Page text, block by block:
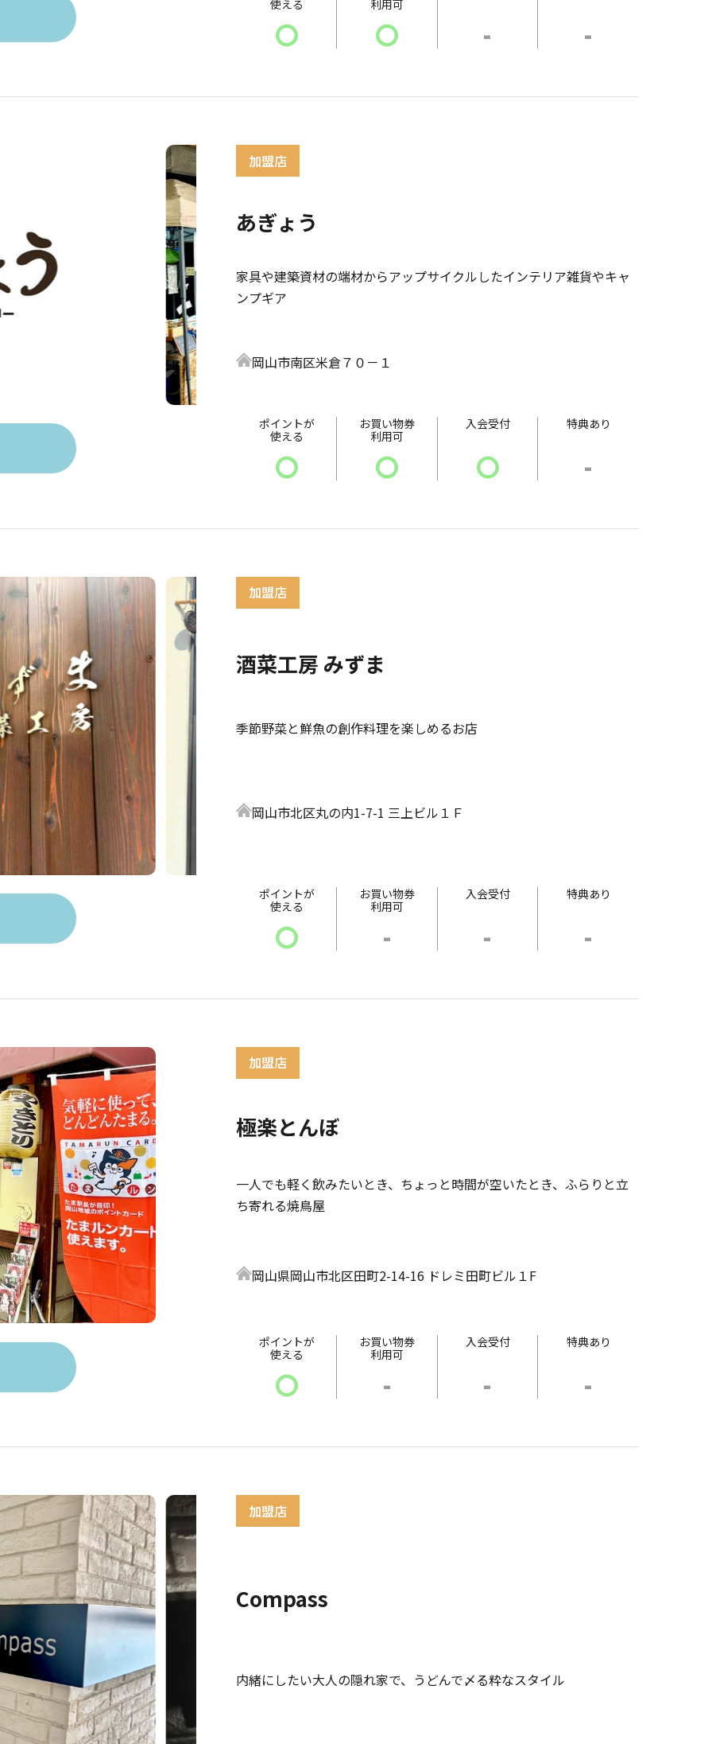
使える
〇
利用可
〇 - -
あぎょう
家具や建築資材の端材からアップサイクルしたインテリア雑貨やキャ
ンプギア
岡山市南区米倉７０－１
ポイントが
使える
〇
お買い物券
利用可
〇
入会受付
〇
特典あり
-
酒菜工房 みずま
季節野菜と鮮魚の創作料理を楽しめるお店
岡山市北区丸の内1-7-1 三上ビル１Ｆ
ポイントが
使える
〇
お買い物券
利用可
-
入会受付
-
特典あり
-
極楽とんぼ
一人でも軽く飲みたいとき、ちょっと時間が空いたとき、ふらりと立
ち寄れる焼鳥屋
岡山県岡山市北区田町2-14-16 ドレミ田町ビル１F
ポイントが
使える
〇
お買い物券
利用可
-
入会受付
-
特典あり
-
Compass
内緒にしたい大人の隠れ家で、うどんで〆る粋なスタイル